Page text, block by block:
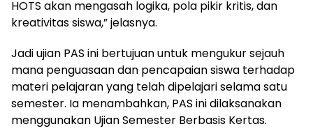
HOTS akan mengasah logika, pola pikir kritis, dan
kreativitas siswa,” jelasnya.
Jadi ujian PAS ini bertujuan untuk mengukur sejauh
mana penguasaan dan pencapaian siswa terhadap
materi pelajaran yang telah dipelajari selama satu
semester. Ia menambahkan, PAS ini dilaksanakan
menggunakan Ujian Semester Berbasis Kertas.